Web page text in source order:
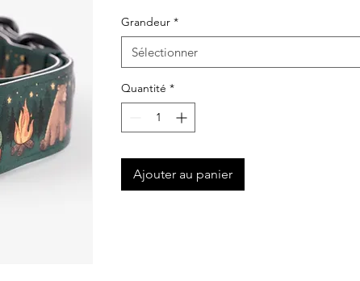
Grandeur *
Sélectionner
Quantité *
Ajouter au panier